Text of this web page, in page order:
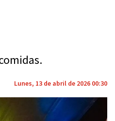
Lunes, 13 de abril de 2026 00:30